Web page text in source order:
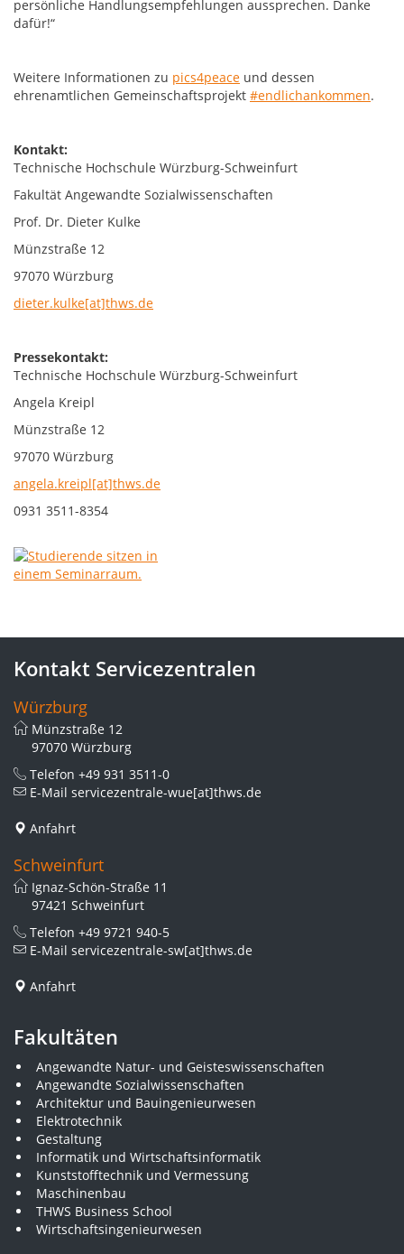
persönliche Handlungsempfehlungen aussprechen. Danke
dafür!“
Weitere Informationen zu pics4peace und dessen
ehrenamtlichen Gemeinschaftsprojekt #endlichankommen.
Kontakt:
Technische Hochschule Würzburg-Schweinfurt
Fakultät Angewandte Sozialwissenschaften
Prof. Dr. Dieter Kulke
Münzstraße 12
97070 Würzburg
dieter.kulke[at]thws.de
Pressekontakt:
Technische Hochschule Würzburg-Schweinfurt
Angela Kreipl
Münzstraße 12
97070 Würzburg
angela.kreipl[at]thws.de
0931 3511-8354
Kontakt Servicezentralen
Würzburg
Münzstraße 12
97070 Würzburg
Telefon +49 931 3511-0
E-Mail servicezentrale-wue[at]thws.de
Anfahrt
Schweinfurt
Ignaz-Schön-Straße 11
97421 Schweinfurt
Telefon +49 9721 940-5
E-Mail servicezentrale-sw[at]thws.de
Anfahrt
Fakultäten
Angewandte Natur- und Geisteswissenschaften
Angewandte Sozialwissenschaften
Architektur und Bauingenieurwesen
Elektrotechnik
Gestaltung
Informatik und Wirtschaftsinformatik
Kunststofftechnik und Vermessung
Maschinenbau
THWS Business School
Wirtschaftsingenieurwesen